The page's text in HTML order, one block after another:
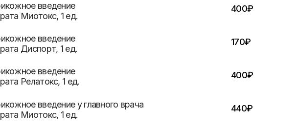
введение
Миотокс, 1 ед.
введение
Диспорт, 1 ед.
введение
Релатокс, 1 ед.
введение у главного врача
Миотокс, 1 ед.
400₽
170₽
400₽
440₽